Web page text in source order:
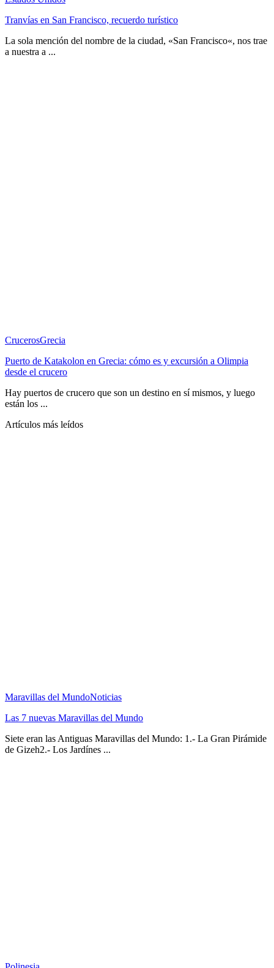
Tranvías en San Francisco, recuerdo turístico
La sola mención del nombre de la ciudad, «San Francisco«, nos trae
a nuestra a ...
CrucerosGrecia
Puerto de Katakolon en Grecia: cómo es y excursión a Olimpia
desde el crucero
Hay puertos de crucero que son un destino en sí mismos, y luego
están los ...
Artículos más leídos
Maravillas del MundoNoticias
Las 7 nuevas Maravillas del Mundo
Siete eran las Antiguas Maravillas del Mundo: 1.- La Gran Pirámide
de Gizeh2.- Los Jardínes ...